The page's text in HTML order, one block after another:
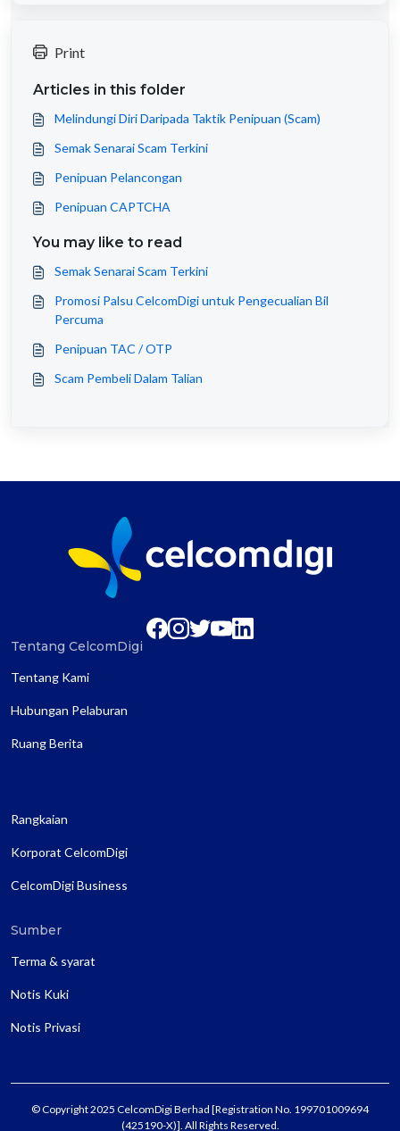
Print
Articles in this folder
Melindungi Diri Daripada Taktik Penipuan (Scam)
Semak Senarai Scam Terkini
Penipuan Pelancongan
Penipuan CAPTCHA
You may like to read
Semak Senarai Scam Terkini
Promosi Palsu CelcomDigi untuk Pengecualian Bil
Percuma
Penipuan TAC / OTP
Scam Pembeli Dalam Talian
Tentang CelcomDigi
Tentang Kami
Hubungan Pelaburan
Ruang Berita
Rangkaian
Korporat CelcomDigi
CelcomDigi Business
Sumber
Terma & syarat
Notis Kuki
Notis Privasi
© Copyright 2025 CelcomDigi Berhad [Registration No. 199701009694
(425190-X)]. All Rights Reserved.